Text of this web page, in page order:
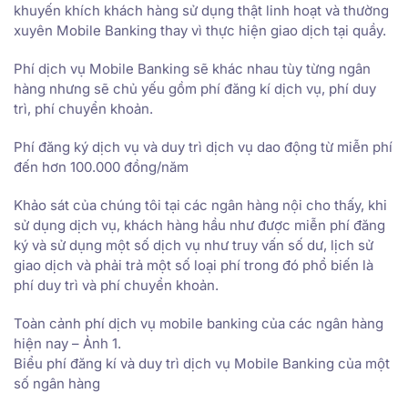
khuyến khích khách hàng sử dụng thật linh hoạt và thường
xuyên Mobile Banking thay vì thực hiện giao dịch tại quầy.
Phí dịch vụ Mobile Banking sẽ khác nhau tùy từng ngân
hàng nhưng sẽ chủ yếu gồm phí đăng kí dịch vụ, phí duy
trì, phí chuyển khoản.
Phí đăng ký dịch vụ và duy trì dịch vụ dao động từ miễn phí
đến hơn 100.000 đồng/năm
Khảo sát của chúng tôi tại các ngân hàng nội cho thấy, khi
sử dụng dịch vụ, khách hàng hầu như được miễn phí đăng
ký và sử dụng một số dịch vụ như truy vấn số dư, lịch sử
giao dịch và phải trả một số loại phí trong đó phổ biến là
phí duy trì và phí chuyển khoản.
Toàn cảnh phí dịch vụ mobile banking của các ngân hàng
hiện nay – Ảnh 1.
Biểu phí đăng kí và duy trì dịch vụ Mobile Banking của một
số ngân hàng